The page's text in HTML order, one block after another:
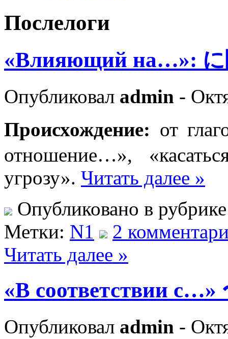
Послелоги
«Влияющий на…»: に
Опубликовал admin -
Происхождение: от
отношение…»,
угрозу». Читать далее »
Опубликовано в
Метки: N1
2
Читать далее »
«В соответствии с…»
Опубликовал admin -